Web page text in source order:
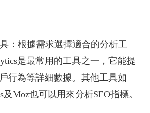
：根據需求選擇適合的分析工
是最常用的工具之一，它能提
行為等詳細數據。其他工具如
及Moz也可以用來分析SEO指標。